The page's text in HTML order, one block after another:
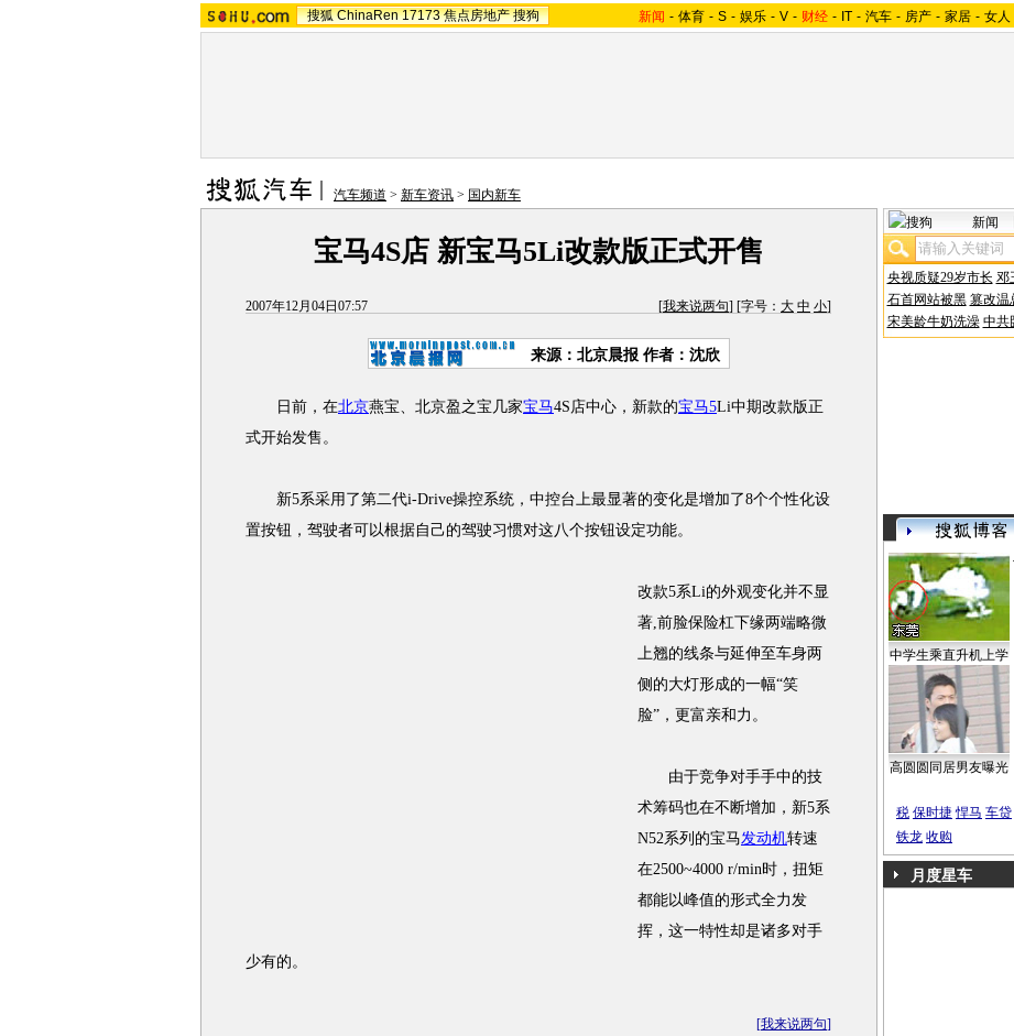
搜狐 ChinaRen 17173 焦点房地产 搜狗 新闻 - 体育 - S - 娱乐 - V - 财经 - IT - 汽车 - 房产 - 家居 - 女人
汽车频道 > 新车资讯 > 国内新车
宝马4S店 新宝马5Li改款版正式开售
2007年12月04日07:57 [我来说两句] [字号： 大 中 小]
来源：北京晨报 作者：沈欣
日前，在北京燕宝、北京盈之宝几家宝马4S店中心，新款的宝马5Li中期改款版正
式开始发售。
新5系采用了第二代i-Drive操控系统，中控台上最显著的变化是增加了8个个性化设
置按钮，驾驶者可以根据自己的驾驶习惯对这八个按钮设定功能。
改款5系Li的外观变化并不显
著,前脸保险杠下缘两端略微
上翘的线条与延伸至车身两
侧的大灯形成的一幅“笑
脸”，更富亲和力。
由于竞争对手手中的技
术筹码也在不断增加，新5系
N52系列的宝马发动机转速
在2500~4000 r/min时，扭矩
都能以峰值的形式全力发
挥，这一特性却是诸多对手
少有的。
[我来说两句]
新闻
央视质疑29岁市长 邓
石首网站被黑 篡改温
宋美龄牛奶洗澡 中共
中学生乘直升机上学
高圆圆同居男友曝光
税 保时捷 悍马 车贷
铁龙 收购
月度星车